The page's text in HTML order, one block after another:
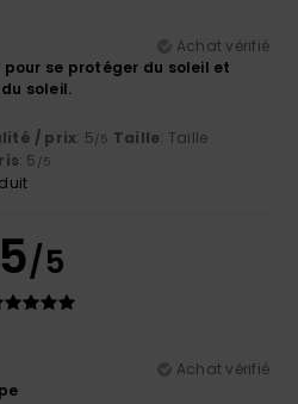
Achat vérifié
se protéger du soleil et
soleil.
/ prix: 5/5 Taille: Taille
: 5 /5
5/5
Achat vérifié